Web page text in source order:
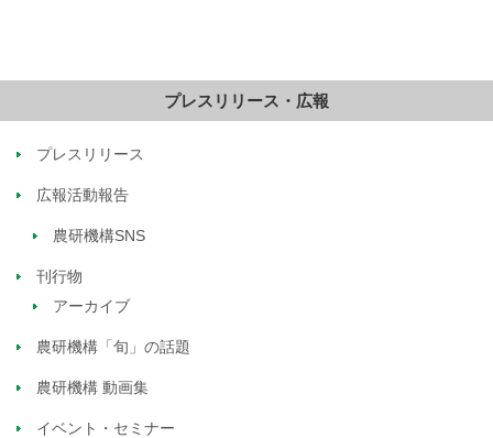
プレスリリース・広報
プレスリリース
広報活動報告
農研機構SNS
刊行物
アーカイブ
農研機構「旬」の話題
農研機構 動画集
イベント・セミナー